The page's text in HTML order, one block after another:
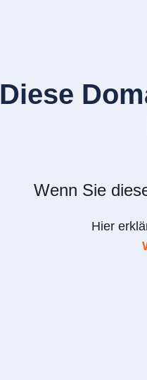
Diese
Wenn Sie
Hier